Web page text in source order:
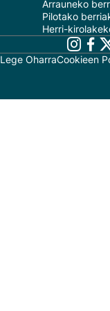
Arrauneko
Pilotako
Herri-
Lege OharraCookieen